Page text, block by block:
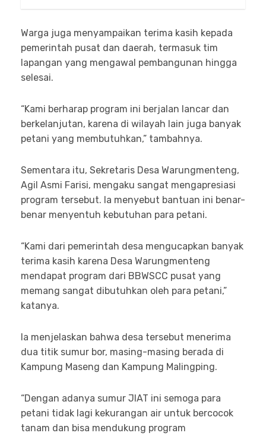
Warga juga menyampaikan terima kasih kepada
pemerintah pusat dan daerah, termasuk tim
lapangan yang mengawal pembangunan hingga
selesai.
“Kami berharap program ini berjalan lancar dan
berkelanjutan, karena di wilayah lain juga banyak
petani yang membutuhkan,” tambahnya.
Sementara itu, Sekretaris Desa Warungmenteng,
Agil Asmi Farisi, mengaku sangat mengapresiasi
program tersebut. Ia menyebut bantuan ini benar-
benar menyentuh kebutuhan para petani.
“Kami dari pemerintah desa mengucapkan banyak
terima kasih karena Desa Warungmenteng
mendapat program dari BBWSCC pusat yang
memang sangat dibutuhkan oleh para petani,”
katanya.
Ia menjelaskan bahwa desa tersebut menerima
dua titik sumur bor, masing-masing berada di
Kampung Maseng dan Kampung Malingping.
“Dengan adanya sumur JIAT ini semoga para
petani tidak lagi kekurangan air untuk bercocok
tanam dan bisa mendukung program